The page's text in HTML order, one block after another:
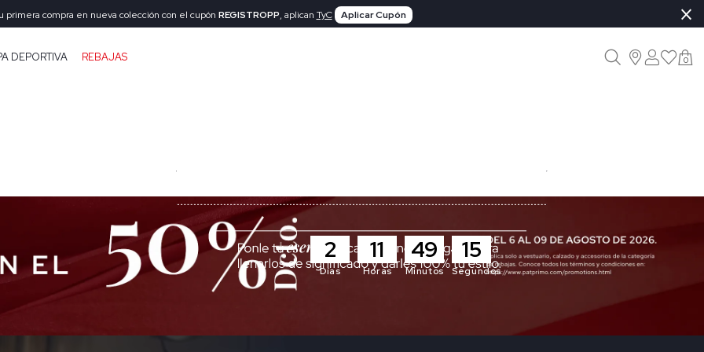
primera compra en nueva colección con el cupón REGISTROPP, aplican TyC Aplicar Cupón ×
DEPORTIVA REBAJAS 0
2
Días
11
Horas
49
Minutos
14
Segundos